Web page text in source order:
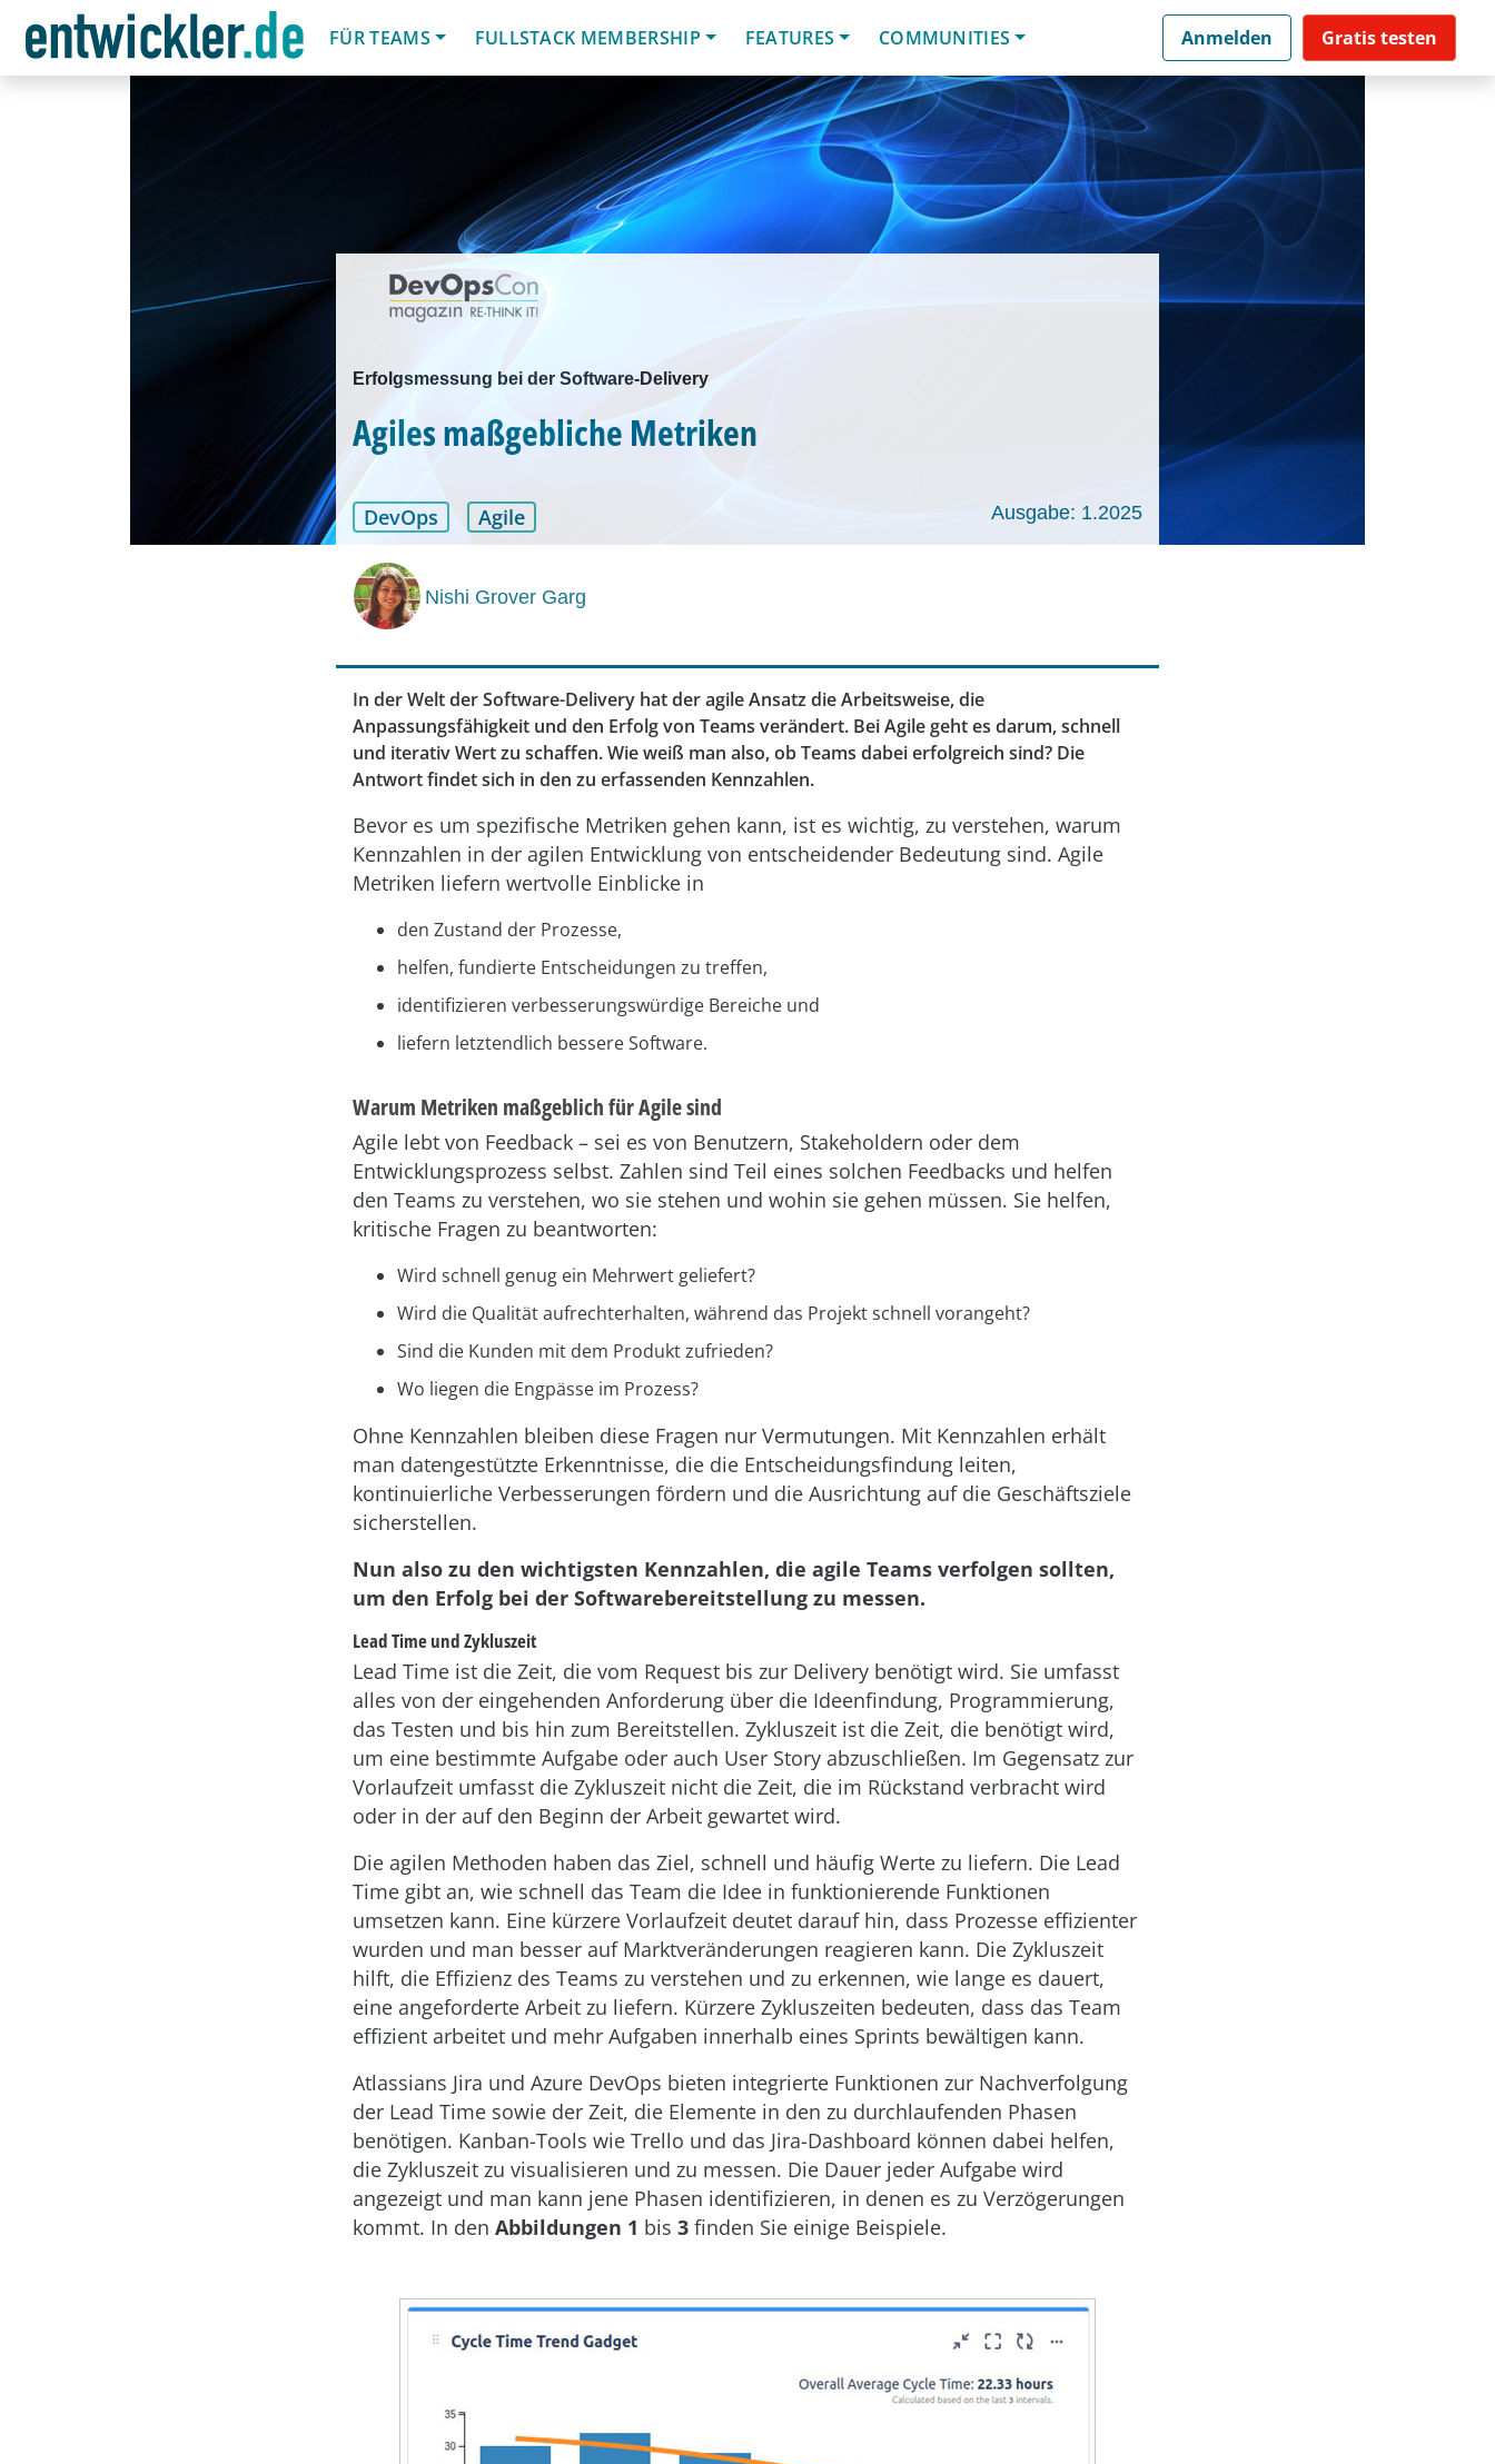
FÜR TEAMS
FULLSTACK MEMBERSHIP FEATURES COMMUNITIES Anmelden Gratis testen
Erfolgsmessung bei der Software-Delivery
Agiles maßgebliche Metriken
DevOps Agile Ausgabe: 1.2025
Nishi Grover Garg
In der Welt der Software-Delivery hat der agile Ansatz die Arbeitsweise, die
Anpassungsfähigkeit und den Erfolg von Teams verändert. Bei Agile geht es darum, schnell
und iterativ Wert zu schaffen. Wie weiß man also, ob Teams dabei erfolgreich sind? Die
Antwort findet sich in den zu erfassenden Kennzahlen.
Bevor es um spezifische Metriken gehen kann, ist es wichtig, zu verstehen, warum
Kennzahlen in der agilen Entwicklung von entscheidender Bedeutung sind. Agile
Metriken liefern wertvolle Einblicke in
den Zustand der Prozesse,
helfen, fundierte Entscheidungen zu treffen,
identifizieren verbesserungswürdige Bereiche und
liefern letztendlich bessere Software.
Warum Metriken maßgeblich für Agile sind
Agile lebt von Feedback – sei es von Benutzern, Stakeholdern oder dem
Entwicklungsprozess selbst. Zahlen sind Teil eines solchen Feedbacks und helfen
den Teams zu verstehen, wo sie stehen und wohin sie gehen müssen. Sie helfen,
kritische Fragen zu beantworten:
Wird schnell genug ein Mehrwert geliefert?
Wird die Qualität aufrechterhalten, während das Projekt schnell vorangeht?
Sind die Kunden mit dem Produkt zufrieden?
Wo liegen die Engpässe im Prozess?
Ohne Kennzahlen bleiben diese Fragen nur Vermutungen. Mit Kennzahlen erhält
man datengestützte Erkenntnisse, die die Entscheidungsfindung leiten,
kontinuierliche Verbesserungen fördern und die Ausrichtung auf die Geschäftsziele
sicherstellen.
Nun also zu den wichtigsten Kennzahlen, die agile Teams verfolgen sollten,
um den Erfolg bei der Softwarebereitstellung zu messen.
Lead Time und Zykluszeit
Lead Time ist die Zeit, die vom Request bis zur Delivery benötigt wird. Sie umfasst
alles von der eingehenden Anforderung über die Ideenfindung, Programmierung,
das Testen und bis hin zum Bereitstellen. Zykluszeit ist die Zeit, die benötigt wird,
um eine bestimmte Aufgabe oder auch User Story abzuschließen. Im Gegensatz zur
Vorlaufzeit umfasst die Zykluszeit nicht die Zeit, die im Rückstand verbracht wird
oder in der auf den Beginn der Arbeit gewartet wird.
Die agilen Methoden haben das Ziel, schnell und häufig Werte zu liefern. Die Lead
Time gibt an, wie schnell das Team die Idee in funktionierende Funktionen
umsetzen kann. Eine kürzere Vorlaufzeit deutet darauf hin, dass Prozesse effizienter
wurden und man besser auf Marktveränderungen reagieren kann. Die Zykluszeit
hilft, die Effizienz des Teams zu verstehen und zu erkennen, wie lange es dauert,
eine angeforderte Arbeit zu liefern. Kürzere Zykluszeiten bedeuten, dass das Team
effizient arbeitet und mehr Aufgaben innerhalb eines Sprints bewältigen kann.
Atlassians Jira und Azure DevOps bieten integrierte Funktionen zur Nachverfolgung
der Lead Time sowie der Zeit, die Elemente in den zu durchlaufenden Phasen
benötigen. Kanban-Tools wie Trello und das Jira-Dashboard können dabei helfen,
die Zykluszeit zu visualisieren und zu messen. Die Dauer jeder Aufgabe wird
angezeigt und man kann jene Phasen identifizieren, in denen es zu Verzögerungen
kommt. In den Abbildungen 1 bis 3 finden Sie einige Beispiele.